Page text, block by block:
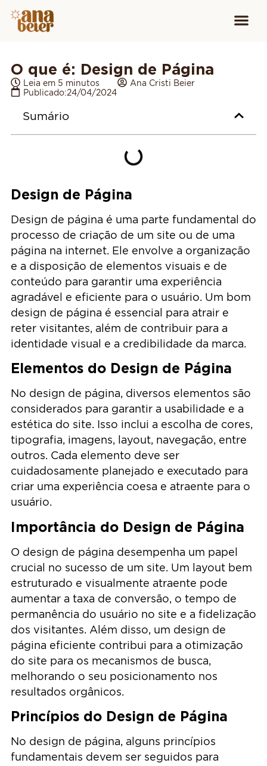
O que é: Design de Página
Leia em 5 minutos
Ana Cristi Beier
Publicado:24/04/2024
Sumário
Design de Página
Design de página é uma parte fundamental do
processo de criação de um site ou de uma
página na internet. Ele envolve a organização
e a disposição de elementos visuais e de
conteúdo para garantir uma experiência
agradável e eficiente para o usuário. Um bom
design de página é essencial para atrair e
reter visitantes, além de contribuir para a
identidade visual e a credibilidade da marca.
Elementos do Design de Página
No design de página, diversos elementos são
considerados para garantir a usabilidade e a
estética do site. Isso inclui a escolha de cores,
tipografia, imagens, layout, navegação, entre
outros. Cada elemento deve ser
cuidadosamente planejado e executado para
criar uma experiência coesa e atraente para o
usuário.
Importância do Design de Página
O design de página desempenha um papel
crucial no sucesso de um site. Um layout bem
estruturado e visualmente atraente pode
aumentar a taxa de conversão, o tempo de
permanência do usuário no site e a fidelização
dos visitantes. Além disso, um design de
página eficiente contribui para a otimização
do site para os mecanismos de busca,
melhorando o seu posicionamento nos
resultados orgânicos.
Princípios do Design de Página
No design de página, alguns princípios
fundamentais devem ser seguidos para